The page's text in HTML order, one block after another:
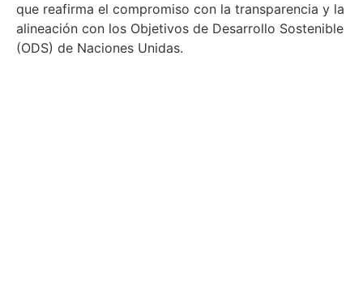
que reafirma el compromiso con la transparencia y la
alineación con los Objetivos de Desarrollo Sostenible
(ODS) de Naciones Unidas.